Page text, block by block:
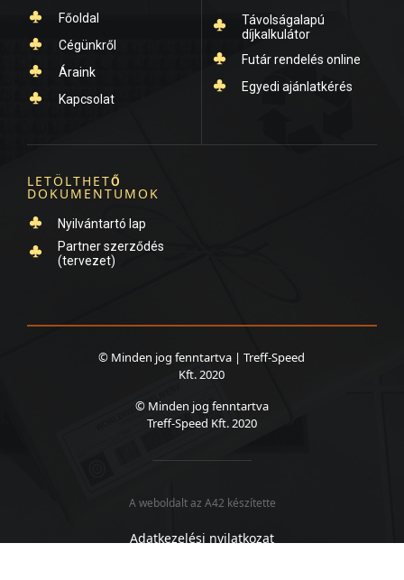
from the Noun Project
Főoldal
from the Noun Project
Cégünkről
from the Noun Project
Áraink
Kapcsolat
Created by Icon Solid
Távolságalapú
díjkalkulátor
from the Noun Project
Futár rendelés online
Egyedi ajánlatkérés
LETÖLTHETŐ
DOKUMENTUMOK
Created by Icon Solid
from the Noun Project
Nyilvántartó lap
Created by Icon Solid
Partner szerződés
(tervezet)
© Minden jog fenntartva | Treff-Speed
Kft. 2020
© Minden jog fenntartva
Treff-Speed Kft. 2020
A weboldalt az A42 készítette
Adatkezelési nyilatkozat